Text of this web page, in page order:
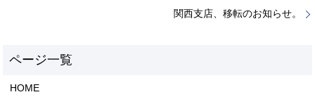
関西支店、移転のお知らせ。
HOME